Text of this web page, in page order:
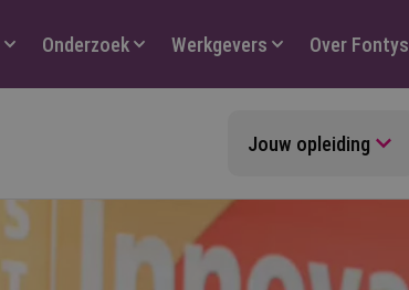
Onderzoek Werkgevers Over Fontys
Jouw opleiding